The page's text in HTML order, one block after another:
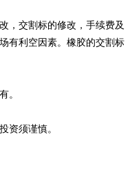
交割标的修改，手续费及
有利空因素。橡胶的交割标
。
须谨慎。